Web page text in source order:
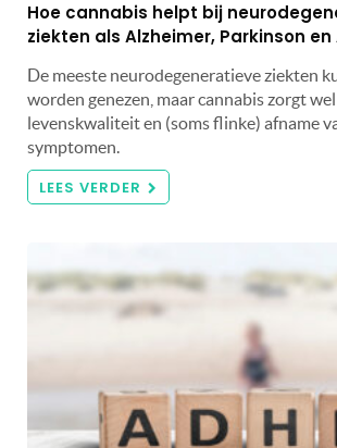
Hoe cannabis helpt bij
ziekten als Alzheimer, Parkinson en
De meeste neurodegeneratieve ziekten
worden genezen, maar cannabis zorgt
levenskwaliteit en (soms flinke) afname
symptomen.
LEES VERDER